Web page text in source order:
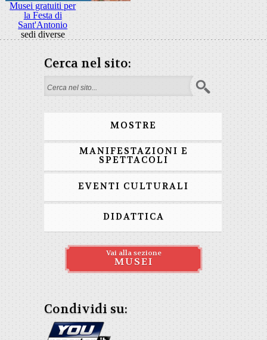
Musei gratuiti per
la Festa di
Sant'Antonio
sedi diverse
Cerca nel sito:
Form di ricerca
MOSTRE
MANIFESTAZIONI E
SPETTACOLI
EVENTI CULTURALI
DIDATTICA
Vai alla sezione
MUSEI
Condividi su: